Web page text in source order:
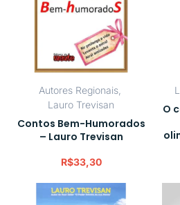
Autores Regionais,
Lauro Trevisan
Contos Bem-Humorados
– Lauro Trevisan
R$33,30
O